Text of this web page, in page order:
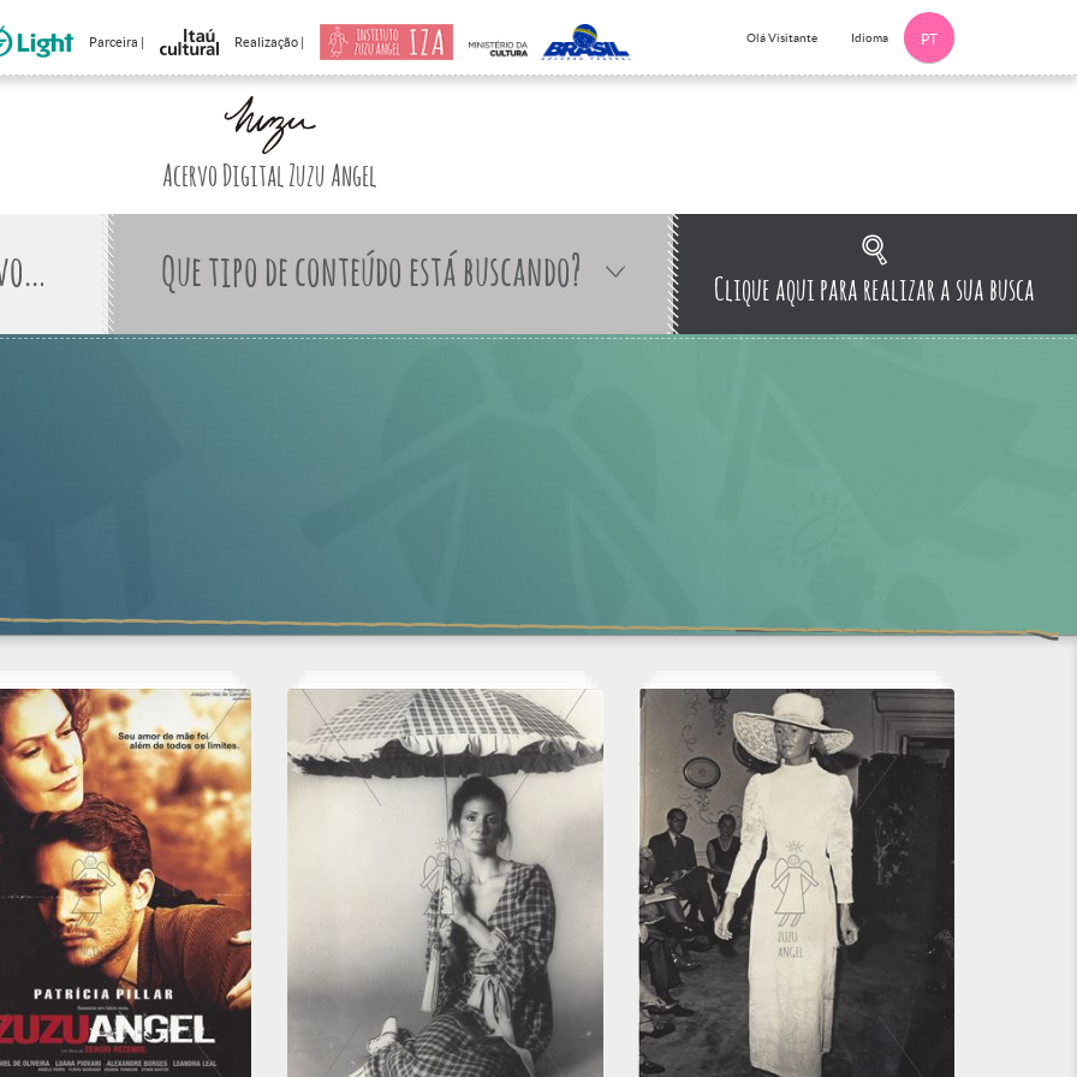
Parceira | Realização | Olá Visitante Idioma PT
Acervo Digital Zuzu Angel
Que tipo de conteúdo está buscando? Clique aqui para realizar a sua busca